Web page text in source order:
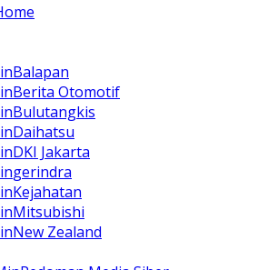
Balapan
Berita Otomotif
Bulutangkis
Daihatsu
DKI Jakarta
gerindra
Kejahatan
Mitsubishi
New Zealand